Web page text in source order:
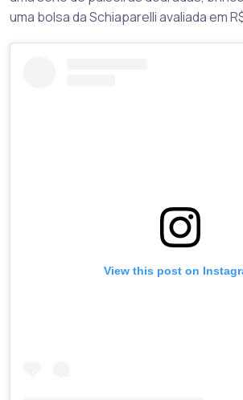
uma bolsa da Schiaparelli avaliada em
View this post on